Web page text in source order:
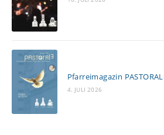
Pfarreimagazin
4. JULI 2026